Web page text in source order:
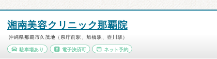
湘南美容クリニック那覇院
沖縄県那覇市久茂地（県庁前駅、旭橋駅、壺川駅）
駐車場あり 電子決済可 ネット予約